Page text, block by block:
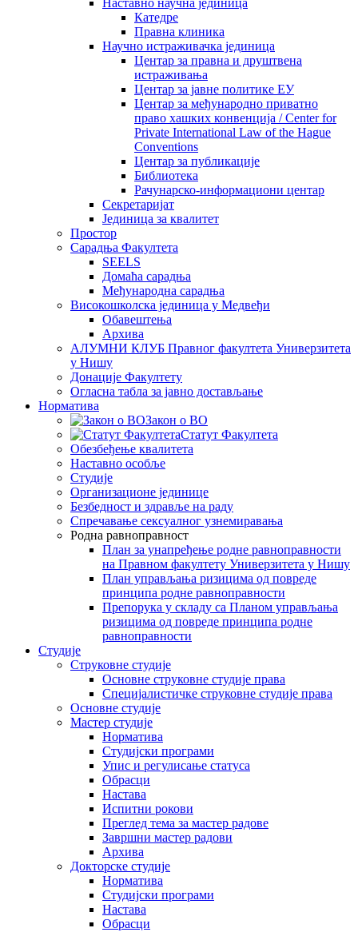
Наставно научна јединица
Катедре
Правна клиника
Научно истраживачка јединица
Центар за правна и друштвена
истраживања
Центар за јавне политике ЕУ
Центар за међународно приватно
право хашких конвенција / Center for
Private International Law of the Hague
Conventions
Центар за публикације
Библиотека
Рачунарско-информациони центар
Секретаријат
Јединица за квалитет
Простор
Сарадња Факултета
SEELS
Домаћа сарадња
Међународна сарадња
Високошколска јединица у Медвеђи
Обавештења
Архива
АЛУМНИ КЛУБ Правног факултета Универзитета
у Нишу
Донације Факултету
Огласна табла за јавно достављање
Норматива
Закон о ВО
Статут Факултета
Обезбеђење квалитета
Наставно особље
Студије
Организационе јединице
Безбедност и здравље на раду
Спречавање сексуалног узнемиравања
Родна равноправност
План за унапређење родне равноправности
на Правном факултету Универзитета у Нишу
План управљања ризицима од повреде
принципа родне равноправности
Препорука у складу са Планом управљања
ризицима од повреде принципа родне
равноправности
Студије
Струковне студије
Основне струковне студије права
Специјалистичке струковне студије права
Основне студије
Мастер студије
Норматива
Студијски програми
Упис и регулисање статуса
Обрасци
Настава
Испитни рокови
Преглед тема за мастер радове
Завршни мастер радови
Архива
Докторске студије
Норматива
Студијски програми
Настава
Обрасци